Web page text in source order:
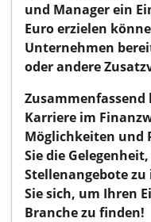
und Manager ein
Euro erzielen
Unternehmen
oder andere
Zusammenfassend
Karriere im
Möglichkeiten und
Sie die
Stellenangebote
Sie sich, um Ihren
Branche zu finden!